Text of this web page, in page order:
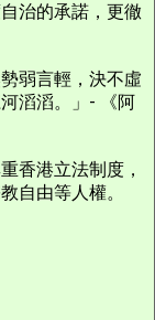
治的承諾，更徹
弱言輕，決不虛
滔滔。」- 《阿
香港立法制度，
自由等人權。